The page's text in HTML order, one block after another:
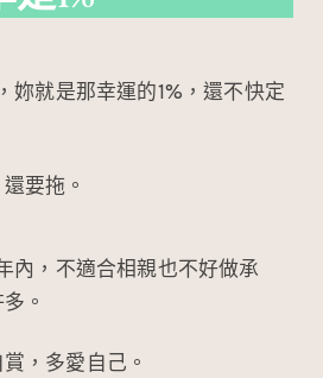
妳就是那幸運的1%，還不快定
要拖。
內，不適合相親也不好做承
。
，多愛自己。